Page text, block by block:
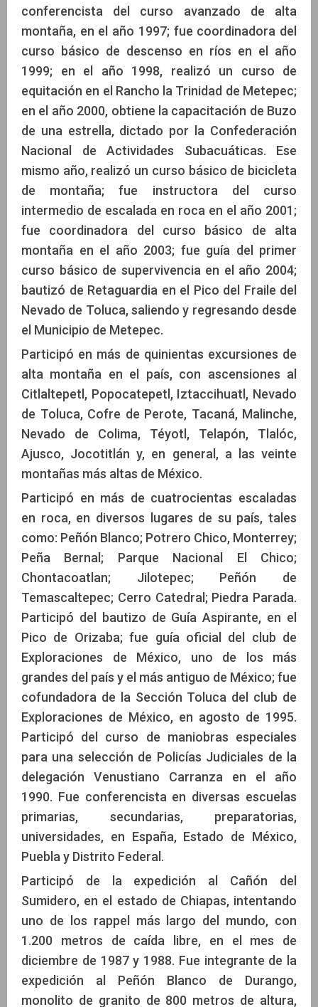
conferencista del curso avanzado de alta
montaña, en el año 1997; fue coordinadora del
curso básico de descenso en ríos en el año
1999; en el año 1998, realizó un curso de
equitación en el Rancho la Trinidad de Metepec;
en el año 2000, obtiene la capacitación de Buzo
de una estrella, dictado por la Confederación
Nacional de Actividades Subacuáticas. Ese
mismo año, realizó un curso básico de bicicleta
de montaña; fue instructora del curso
intermedio de escalada en roca en el año 2001;
fue coordinadora del curso básico de alta
montaña en el año 2003; fue guía del primer
curso básico de supervivencia en el año 2004;
bautizó de Retaguardia en el Pico del Fraile del
Nevado de Toluca, saliendo y regresando desde
el Municipio de Metepec.
Participó en más de quinientas excursiones de
alta montaña en el país, con ascensiones al
Citlaltepetl, Popocatepetl, Iztaccihuatl, Nevado
de Toluca, Cofre de Perote, Tacaná, Malinche,
Nevado de Colima, Téyotl, Telapón, Tlalóc,
Ajusco, Jocotitlán y, en general, a las veinte
montañas más altas de México.
Participó en más de cuatrocientas escaladas
en roca, en diversos lugares de su país, tales
como: Peñón Blanco; Potrero Chico, Monterrey;
Peña Bernal; Parque Nacional El Chico;
Chontacoatlan; Jilotepec; Peñón de
Temascaltepec; Cerro Catedral; Piedra Parada.
Participó del bautizo de Guía Aspirante, en el
Pico de Orizaba; fue guía oficial del club de
Exploraciones de México, uno de los más
grandes del país y el más antiguo de México; fue
cofundadora de la Sección Toluca del club de
Exploraciones de México, en agosto de 1995.
Participó del curso de maniobras especiales
para una selección de Policías Judiciales de la
delegación Venustiano Carranza en el año
1990. Fue conferencista en diversas escuelas
primarias, secundarias, preparatorias,
universidades, en España, Estado de México,
Puebla y Distrito Federal.
Participó de la expedición al Cañón del
Sumidero, en el estado de Chiapas, intentando
uno de los rappel más largo del mundo, con
1.200 metros de caída libre, en el mes de
diciembre de 1987 y 1988. Fue integrante de la
expedición al Peñón Blanco de Durango,
monolito de granito de 800 metros de altura,